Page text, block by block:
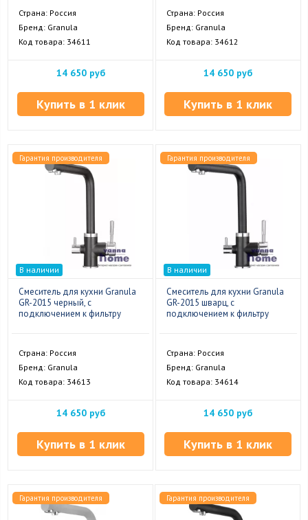
Страна: Россия
Бренд: Granula
Код товара: 34611
14 650 руб
Купить в 1 клик
Страна: Россия
Бренд: Granula
Код товара: 34612
14 650 руб
Купить в 1 клик
Гарантия производителя
В наличии
Смеситель для кухни Granula
GR-2015 черный, с
подключением к фильтру
Страна: Россия
Бренд: Granula
Код товара: 34613
14 650 руб
Купить в 1 клик
Гарантия производителя
В наличии
Смеситель для кухни Granula
GR-2015 шварц, с
подключением к фильтру
Страна: Россия
Бренд: Granula
Код товара: 34614
14 650 руб
Купить в 1 клик
Гарантия производителя Гарантия производителя